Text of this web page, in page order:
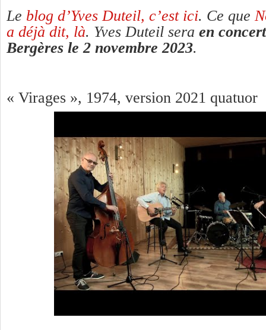
Le blog d’Yves Duteil, c’est ici. Ce que
a déjà dit, là. Yves Duteil sera en
Bergères le 2 novembre 2023.
« Virages », 1974, version 2021 quatuor